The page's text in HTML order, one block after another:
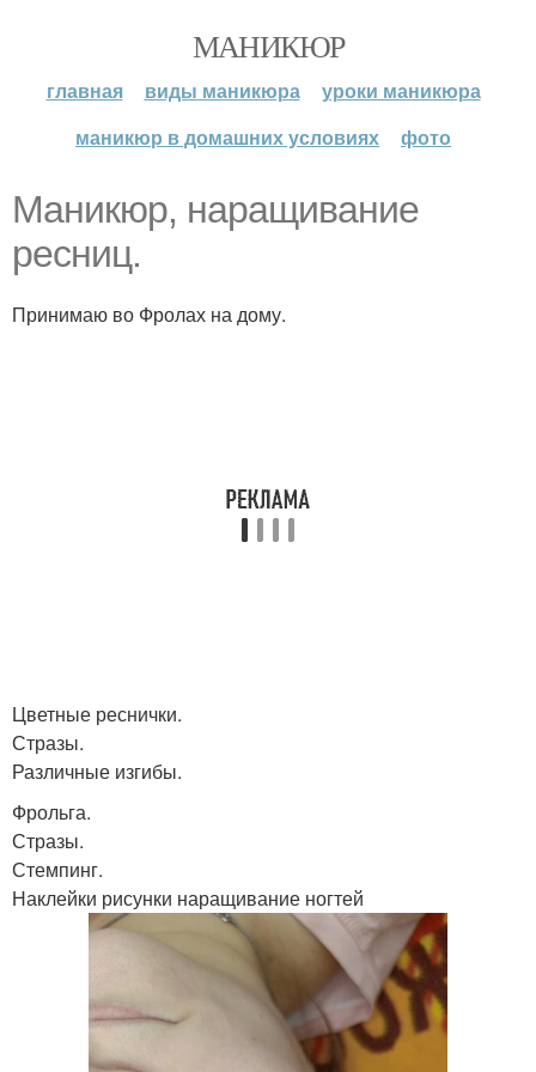
МАНИКЮР
главная виды маникюра
уроки маникюра
маникюр в домашних условиях
фото
Маникюр, наращивание
ресниц.
Принимаю во Фролах на дому.
Цветные реснички.
Стразы.
Различные изгибы.
Фрольга.
Стразы.
Стемпинг.
Наклейки рисунки наращивание ногтей